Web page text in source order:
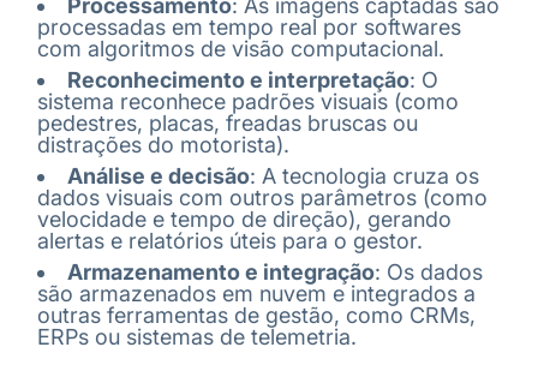
Processamento: As imagens captadas são
processadas em tempo real por softwares
com algoritmos de visão computacional.
Reconhecimento e interpretação: O
sistema reconhece padrões visuais (como
pedestres, placas, freadas bruscas ou
distrações do motorista).
Análise e decisão: A tecnologia cruza os
dados visuais com outros parâmetros (como
velocidade e tempo de direção), gerando
alertas e relatórios úteis para o gestor.
Armazenamento e integração: Os dados
são armazenados em nuvem e integrados a
outras ferramentas de gestão, como CRMs,
ERPs ou sistemas de telemetria.